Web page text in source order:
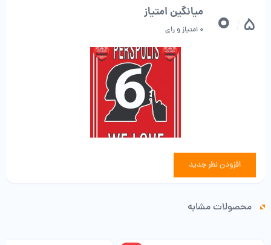
5
0 میانگین امتیاز
0 امتیاز و رای
افزودن نظر جدید
محصولات مشابه